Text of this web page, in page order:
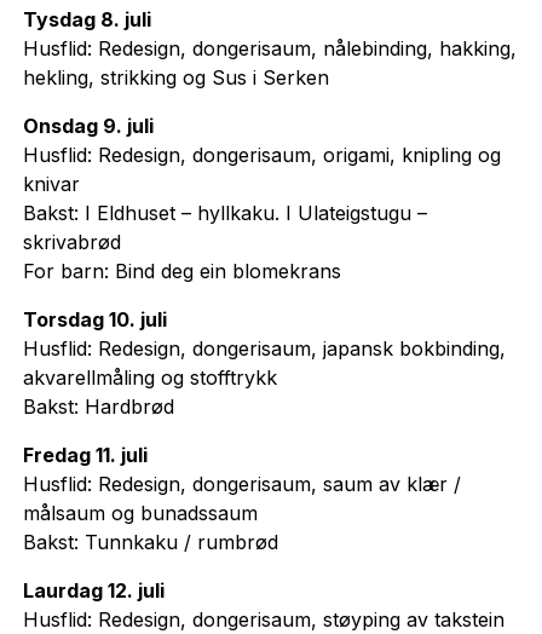
Tysdag 8. juli
Husflid: Redesign, dongerisaum, nålebinding, hakking,
hekling, strikking og Sus i Serken
Onsdag 9. juli
Husflid: Redesign, dongerisaum, origami, knipling og
knivar
Bakst: I Eldhuset – hyllkaku. I Ulateigstugu –
skrivabrød
For barn: Bind deg ein blomekrans
Torsdag 10. juli
Husflid: Redesign, dongerisaum, japansk bokbinding,
akvarellmåling og stofftrykk
Bakst: Hardbrød
Fredag 11. juli
Husflid: Redesign, dongerisaum, saum av klær /
målsaum og bunadssaum
Bakst: Tunnkaku / rumbrød
Laurdag 12. juli
Husflid: Redesign, dongerisaum, støyping av takstein